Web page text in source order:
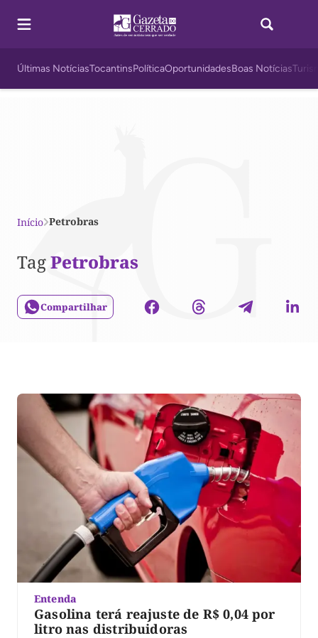
Últimas NotíciasTocantinsPolíticaOportunidadesBoas Notícias
Início Petrobras
TagPetrobras
Compartilhar
Entenda
Gasolina terá reajuste de R$ 0,04 por
litro nas distribuidoras